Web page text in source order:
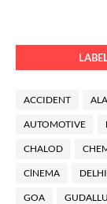
ACCIDENT
AUTOMOTIVE
CHALOD
ClNEMA DELHI
GOA